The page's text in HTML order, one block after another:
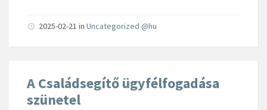
2025-02-21 in Uncategorized @hu
A Családsegítő ügyfélfogadása
szünetel